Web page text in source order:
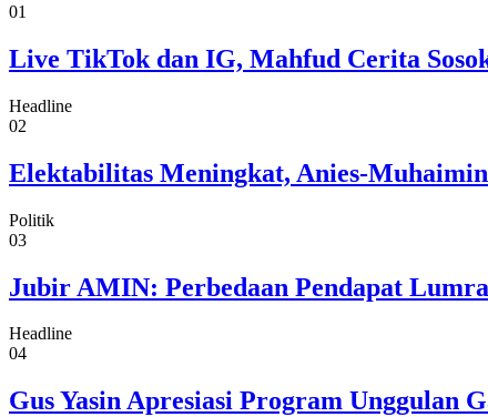
01
Live TikTok dan IG, Mahfud Cerita
Headline
02
Elektabilitas Meningkat, Anies-
Politik
03
Jubir AMIN: Perbedaan Pendapat
Headline
04
Gus Yasin Apresiasi Program